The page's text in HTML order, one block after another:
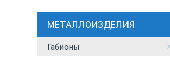
МЕТАЛЛОИЗДЕЛИЯ
Габионы